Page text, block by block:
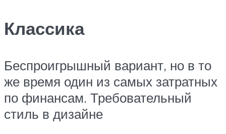
Классика
Беспроигрышный вариант, но в то
же время один из самых затратных
по финансам. Требовательный
стиль в дизайне